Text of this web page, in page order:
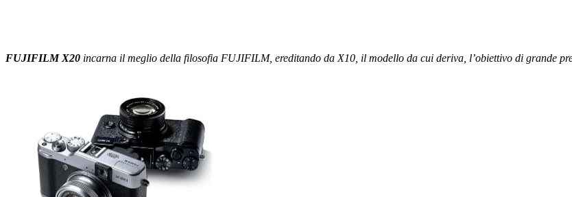
FUJIFILMX20 incarna il meglio della filosofia FUJIFILM, ereditando da X10, il modello da cui deriva, l’obiettivo di grande